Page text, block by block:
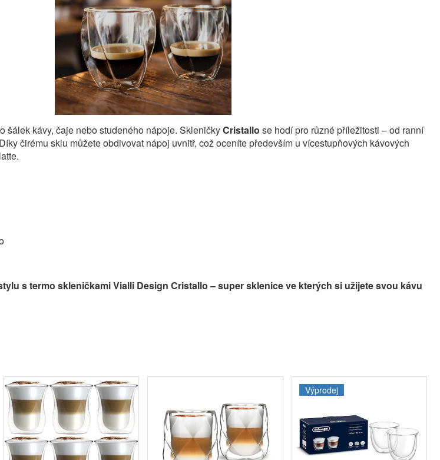
šálek kávy, čaje nebo studeného nápoje. SkleničkyCristallo se hodí pro různé příležitosti – od ranní
čirému sklu můžete obdivovat nápoj uvnitř, což oceníte především u vícestupňových kávových
s termo skleničkami Vialli Design Cristallo – super sklenice ve kterých si užijete svou kávu
Výprodej